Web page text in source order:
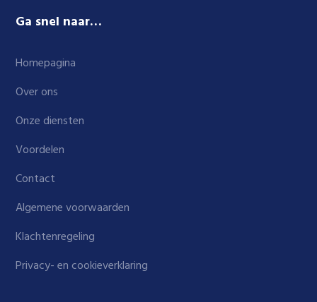
Ga snel naar…
Homepagina
Over ons
Onze diensten
Voordelen
Contact
Algemene voorwaarden
Klachtenregeling
Privacy- en cookieverklaring